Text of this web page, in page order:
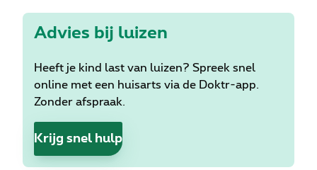
Advies bij luizen
Heeft je kind last van luizen? Spreek snel
online met een huisarts via de Doktr-app.
Zonder afspraak.
Krijg snel hulp